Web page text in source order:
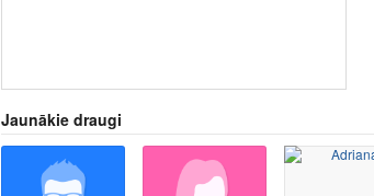
Jaunākie draugi